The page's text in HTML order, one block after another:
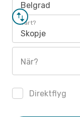
Belgrad
Vart?
Skopje
När?
Direktflyg